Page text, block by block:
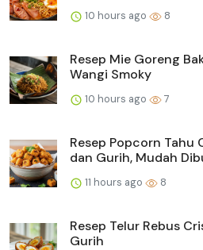
10 hours ago 8
Resep Mie Goreng
Wangi Smoky
10 hours ago 7
Resep Popcorn Tahu
dan Gurih, Mudah
11 hours ago 8
Resep Telur Rebus
Gurih